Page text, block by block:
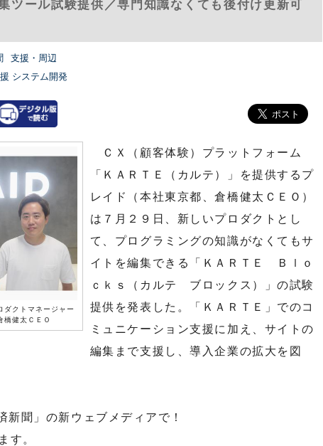
ツール試験提供／専門知識なくても後付け更新可
支援・周辺
システム開発
クトマネージャー
橋健太ＣＥＯ
ＣＸ（顧客体験）プラットフォーム
「ＫＡＲＴＥ（カルテ）」を提供するプ
レイド（本社東京都、倉橋健太ＣＥＯ）
は７月２９日、新しいプロダクトとし
て、プログラミングの知識がなくてもサ
イトを編集できる「ＫＡＲＴＥ Ｂｌｏ
ｃｋｓ（カルテ ブロックス）」の試験
提供を発表した。「ＫＡＲＴＥ」でのコ
ミュニケーション支援に加え、サイトの
編集まで支援し、導入企業の拡大を図
新聞」の新ウェブメディアで！
す。